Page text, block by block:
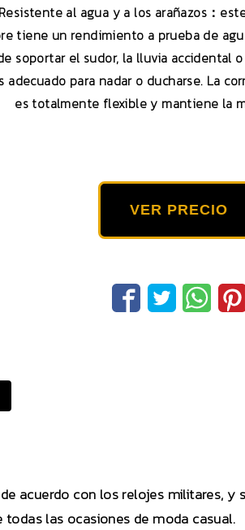
Resistente al agua y a los arañazos：
tiene un rendimiento a prueba de
soportar el sudor, la lluvia accidental
adecuado para nadar o ducharse. La
es totalmente flexible y mantiene la
VER PRECIO
acuerdo con los relojes militares, y
las ocasiones de moda casual.